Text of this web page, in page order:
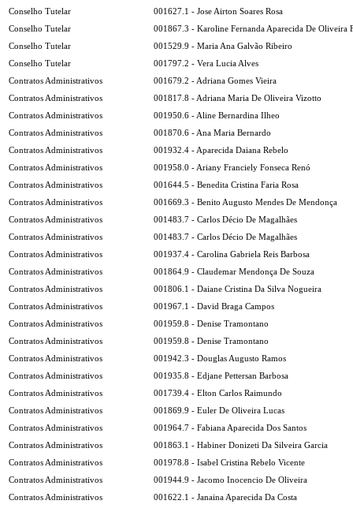
Conselho Tutelar
001627.1 - Jose Airton Soares Rosa
Conselho Tutelar
001867.3 - Karoline Fernanda Aparecida De Oliveira
Conselho Tutelar
001529.9 - Maria Ana Galvão Ribeiro
Conselho Tutelar
001797.2 - Vera Lucia Alves
Contratos Administrativos
001679.2 - Adriana Gomes Vieira
Contratos Administrativos
001817.8 - Adriana Maria De Oliveira Vizotto
Contratos Administrativos
001950.6 - Aline Bernardina Ilheo
Contratos Administrativos
001870.6 - Ana Maria Bernardo
Contratos Administrativos
001932.4 - Aparecida Daiana Rebelo
Contratos Administrativos
001958.0 - Ariany Franciely Fonseca Renó
Contratos Administrativos
001644.5 - Benedita Cristina Faria Rosa
Contratos Administrativos
001669.3 - Benito Augusto Mendes De Mendonça
Contratos Administrativos
001483.7 - Carlos Décio De Magalhães
Contratos Administrativos
001483.7 - Carlos Décio De Magalhães
Contratos Administrativos
001937.4 - Carolina Gabriela Reis Barbosa
Contratos Administrativos
001864.9 - Claudemar Mendonça De Souza
Contratos Administrativos
001806.1 - Daiane Cristina Da Silva Nogueira
Contratos Administrativos
001967.1 - David Braga Campos
Contratos Administrativos
001959.8 - Denise Tramontano
Contratos Administrativos
001959.8 - Denise Tramontano
Contratos Administrativos
001942.3 - Douglas Augusto Ramos
Contratos Administrativos
001935.8 - Edjane Pettersan Barbosa
Contratos Administrativos
001739.4 - Elton Carlos Raimundo
Contratos Administrativos
001869.9 - Euler De Oliveira Lucas
Contratos Administrativos
001964.7 - Fabiana Aparecida Dos Santos
Contratos Administrativos
001863.1 - Habiner Donizeti Da Silveira Garcia
Contratos Administrativos
001978.8 - Isabel Cristina Rebelo Vicente
Contratos Administrativos
001944.9 - Jacomo Inocencio De Oliveira
Contratos Administrativos
001622.1 - Janaina Aparecida Da Costa